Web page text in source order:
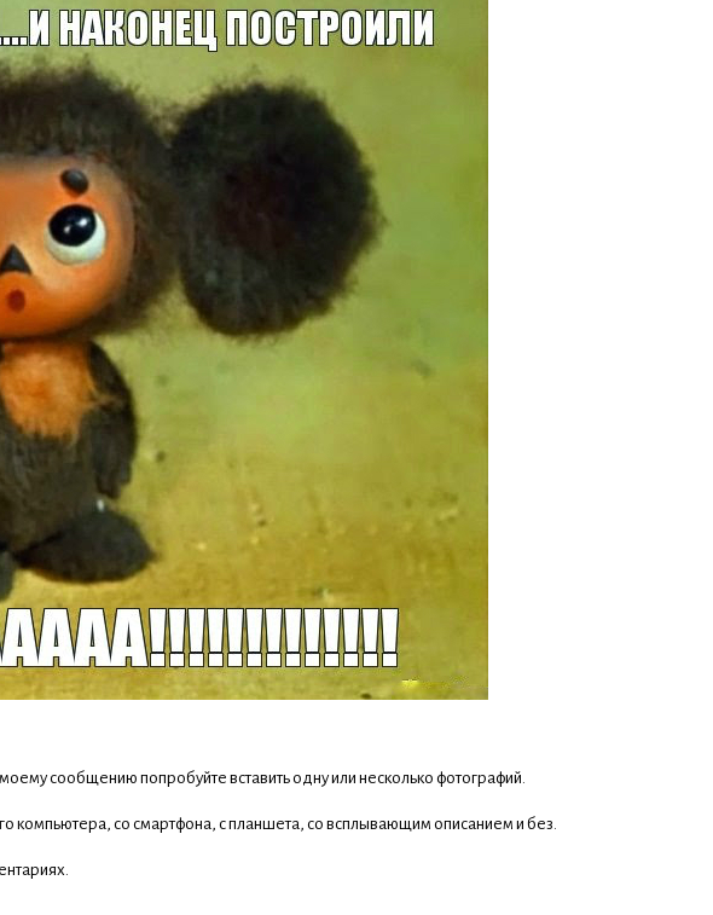
сообщению попробуйте вставить одну или несколько фотографий.
компьютера, со смартфона, с планшета, со всплывающим описанием и без.